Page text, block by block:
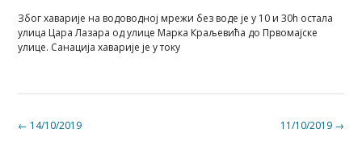
Због хаварије на водоводној мрежи без воде је у 10 и 30h остала
улица Цара Лазара од улице Марка Краљевића до Првомајске
улице. Санација хаварије је у току
Post 11/10/2019 →
← 14/10/2019